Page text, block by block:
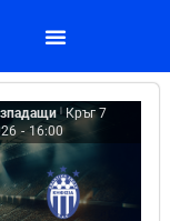
Кръг 7
- 16:00